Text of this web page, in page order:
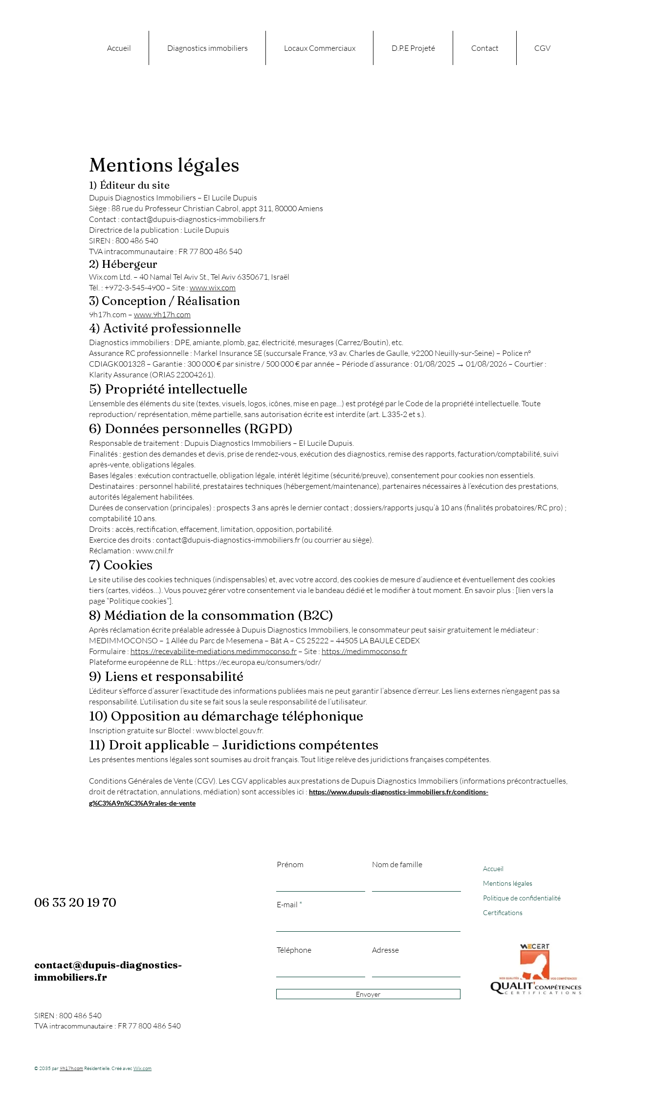
Accueil Diagnostics immobiliers Locaux Commerciaux D.P.E Projeté Contact CGV
Mentions légales
1) Éditeur du site
Dupuis Diagnostics Immobiliers – EI Lucile Dupuis
Siège : 88 rue du Professeur Christian Cabrol, appt 311, 80000 Amiens
Contact : contact@dupuis-diagnostics-immobiliers.fr
Directrice de la publication : Lucile Dupuis
SIREN : 800 486 540
TVA intracommunautaire : FR 77 800 486 540
2) Hébergeur
Wix.com Ltd. – 40 Namal Tel Aviv St., Tel Aviv 6350671, Israël
Tél. : +972-3-545-4900 – Site : www.wix.com
3) Conception / Réalisation
9h17h.com – www.9h17h.com
4) Activité professionnelle
Diagnostics immobiliers : DPE, amiante, plomb, gaz, électricité, mesurages (Carrez/Boutin), etc.
Assurance RC professionnelle : Markel Insurance SE (succursale France, 93 av. Charles de Gaulle, 92200 Neuilly-sur-Seine) – Police n°
CDIAGK001328 – Garantie : 300 000 € par sinistre / 500 000 € par année – Période d’assurance : 01/08/2025 → 01/08/2026 – Courtier :
Klarity Assurance (ORIAS 22004261).
5) Propriété intellectuelle
L’ensemble des éléments du site (textes, visuels, logos, icônes, mise en page…) est protégé par le Code de la propriété intellectuelle. Toute
reproduction/ représentation, même partielle, sans autorisation écrite est interdite (art. L.335-2 et s.).
6) Données personnelles (RGPD)
Responsable de traitement : Dupuis Diagnostics Immobiliers – EI Lucile Dupuis.
Finalités : gestion des demandes et devis, prise de rendez-vous, exécution des diagnostics, remise des rapports, facturation/comptabilité, suivi
après-vente, obligations légales.
Bases légales : exécution contractuelle, obligation légale, intérêt légitime (sécurité/preuve), consentement pour cookies non essentiels.
Destinataires : personnel habilité, prestataires techniques (hébergement/maintenance), partenaires nécessaires à l’exécution des prestations,
autorités légalement habilitées.
Durées de conservation (principales) : prospects 3 ans après le dernier contact ; dossiers/rapports jusqu’à 10 ans (finalités probatoires/RC pro) ;
comptabilité 10 ans.
Droits : accès, rectification, effacement, limitation, opposition, portabilité.
Exercice des droits : contact@dupuis-diagnostics-immobiliers.fr (ou courrier au siège).
Réclamation : www.cnil.fr
7) Cookies
Le site utilise des cookies techniques (indispensables) et, avec votre accord, des cookies de mesure d’audience et éventuellement des cookies
tiers (cartes, vidéos…). Vous pouvez gérer votre consentement via le bandeau dédié et le modifier à tout moment. En savoir plus : [lien vers la
page “Politique cookies”].
8) Médiation de la consommation (B2C)
Après réclamation écrite préalable adressée à Dupuis Diagnostics Immobiliers, le consommateur peut saisir gratuitement le médiateur :
MEDIMMOCONSO – 1 Allée du Parc de Mesemena – Bât A – CS 25222 – 44505 LA BAULE CEDEX
Formulaire : https://recevabilite-mediations.medimmoconso.fr – Site : https://medimmoconso.fr
Plateforme européenne de RLL : https://ec.europa.eu/consumers/odr/
9) Liens et responsabilité
L’éditeur s’efforce d’assurer l’exactitude des informations publiées mais ne peut garantir l’absence d’erreur. Les liens externes n’engagent pas sa
responsabilité. L’utilisation du site se fait sous la seule responsabilité de l’utilisateur.
10) Opposition au démarchage téléphonique
Inscription gratuite sur Bloctel : www.bloctel.gouv.fr.
11) Droit applicable – Juridictions compétentes
Les présentes mentions légales sont soumises au droit français. Tout litige relève des juridictions françaises compétentes.
Conditions Générales de Vente (CGV). Les CGV applicables aux prestations de Dupuis Diagnostics Immobiliers (informations précontractuelles,
droit de rétractation, annulations, médiation) sont accessibles ici : https://www.dupuis-diagnostics-immobiliers.fr/conditions-
g%C3%A9n%C3%A9rales-de-vente
06 33 20 19 70
contact@dupuis-diagnostics-
immobiliers.fr
SIREN : 800 486 540
TVA intracommunautaire : FR 77 800 486 540
© 2035 par 9h17h.com Résidentielle. Créé avec Wix.com
Prénom Nom de famille
E-mail
Téléphone Adresse
Envoyer
Accueil
Mentions légales
Politique de confidentialité
Certifications